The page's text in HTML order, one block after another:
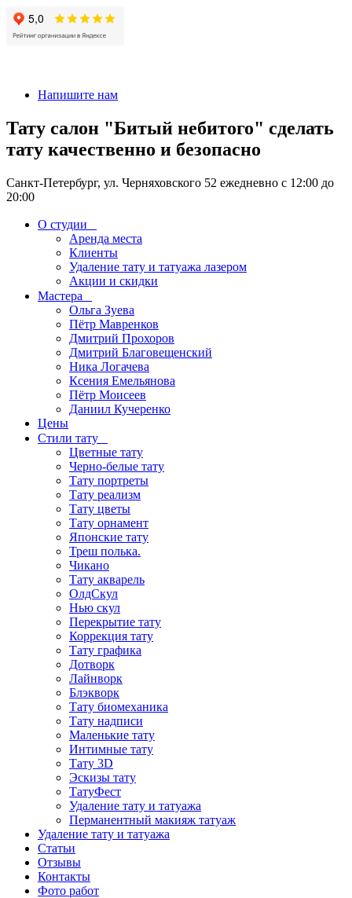
Напишите нам
Тату салон "Битый небитого" сделать
тату качественно и безопасно
Санкт-Петербург, ул. Черняховского 52 ежедневно с 12:00 до
20:00
О студии
Аренда места
Клиенты
Удаление тату и татуажа лазером
Акции и скидки
Мастера
Ольга Зуева
Пётр Мавренков
Дмитрий Прохоров
Дмитрий Благовещенский
Ника Логачева
Ксения Емельянова
Пётр Моисеев
Даниил Кучеренко
Цены
Стили тату
Цветные тату
Черно-белые тату
Тату портреты
Тату реализм
Тату цветы
Тату орнамент
Японские тату
Треш полька.
Чикано
Тату акварель
ОлдСкул
Нью скул
Перекрытие тату
Коррекция тату
Тату графика
Дотворк
Лайнворк
Блэкворк
Тату биомеханика
Тату надписи
Маленькие тату
Интимные тату
Тату 3D
Эскизы тату
ТатуФест
Удаление тату и татуажа
Перманентный макияж татуаж
Удаление тату и татуажа
Статьи
Отзывы
Контакты
Фото работ